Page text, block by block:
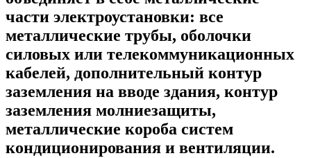
части электроустановки: все
металлические трубы, оболочки
силовых или телекоммуникационных
кабелей, дополнительный контур
заземления на вводе здания, контур
заземления молниезащиты,
металлические короба систем
кондиционирования и вентиляции.